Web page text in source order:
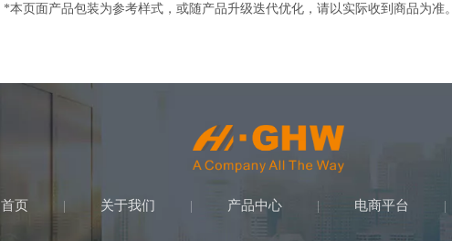
*本页面产品包装为参考样式，或随产品升级迭代优化，请以实际收到商品为准。
首页 关于我们 产品中心 电商平台